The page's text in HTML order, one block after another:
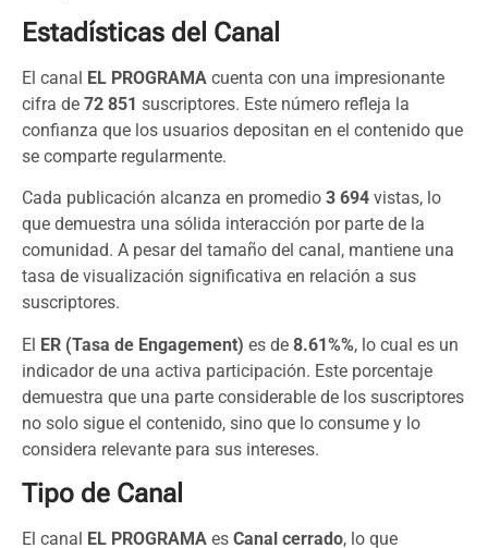
Estadísticas del Canal
El canal EL PROGRAMA cuenta con una impresionante
cifra de 72 851 suscriptores. Este número refleja la
confianza que los usuarios depositan en el contenido que
se comparte regularmente.
Cada publicación alcanza en promedio 3 694 vistas, lo
que demuestra una sólida interacción por parte de la
comunidad. A pesar del tamaño del canal, mantiene una
tasa de visualización significativa en relación a sus
suscriptores.
El ER (Tasa de Engagement) es de 8.61%%, lo cual es un
indicador de una activa participación. Este porcentaje
demuestra que una parte considerable de los suscriptores
no solo sigue el contenido, sino que lo consume y lo
considera relevante para sus intereses.
Tipo de Canal
El canal EL PROGRAMA es Canal cerrado, lo que